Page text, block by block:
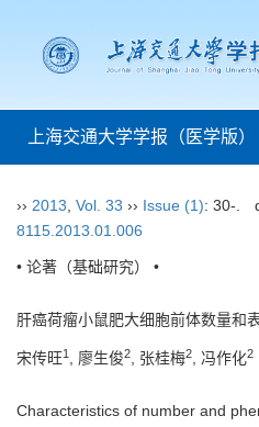
上海交通大学学报（医学版）
›› 2013 Vol. 33 ›› Issue (1): 30-.
8115.2013.01.006
• 论著（基础研究） •
肝癌荷瘤小鼠肥大细胞前体数量和
宋传旺1 , 廖生俊2, 张桂梅2, 冯作化2
Characteristics of number and